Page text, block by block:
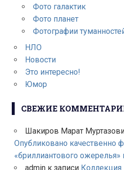
Фото галактик
Фото планет
Фотографии
НЛО
Новости
Это интересно!
Юмор
СВЕЖИЕ
Шакиров Марат
Опубликовано качественно
«бриллиантового ожерелья»
adminк записи Коллекция